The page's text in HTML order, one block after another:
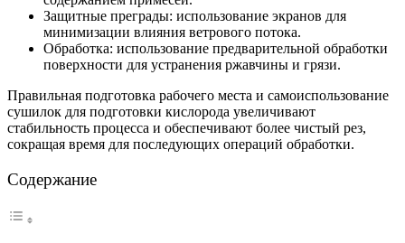
Защитные преграды: использование экранов для
минимизации влияния ветрового потока.
Обработка: использование предварительной обработки
поверхности для устранения ржавчины и грязи.
Правильная подготовка рабочего места и самоиспользование
сушилок для подготовки кислорода увеличивают
стабильность процесса и обеспечивают более чистый рез,
сокращая время для последующих операций обработки.
Содержание